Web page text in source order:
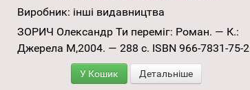
Виробник: інші видавництва
ЗОРИЧ Олександр Ти переміг: Роман. — К.:
Джерела М,2004. — 288 с. ISBN 966-7831-75-2
У Кошик Детальніше